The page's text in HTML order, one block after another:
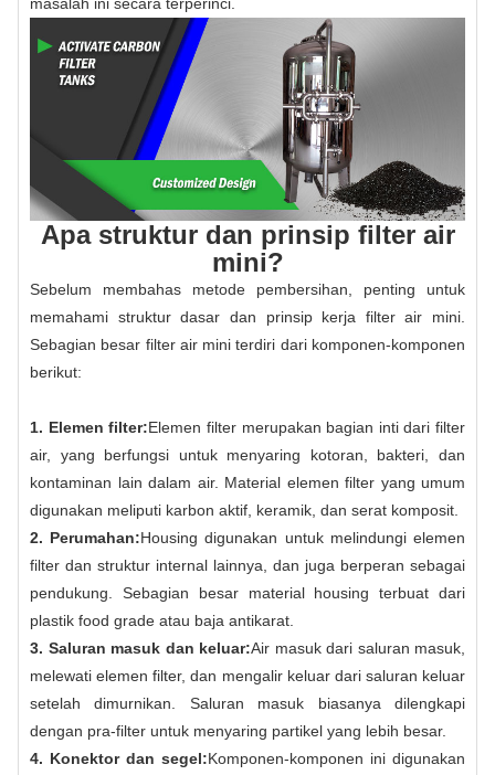
Apa struktur dan prinsip filter air
mini?
Sebelum membahas metode pembersihan, penting untuk
memahami struktur dasar dan prinsip kerja filter air mini.
Sebagian besar filter air mini terdiri dari komponen-komponen
berikut:
1. Elemen filter:Elemen filter merupakan bagian inti dari filter
air, yang berfungsi untuk menyaring kotoran, bakteri, dan
kontaminan lain dalam air. Material elemen filter yang umum
digunakan meliputi karbon aktif, keramik, dan serat komposit.
2. Perumahan:Housing digunakan untuk melindungi elemen
filter dan struktur internal lainnya, dan juga berperan sebagai
pendukung. Sebagian besar material housing terbuat dari
plastik food grade atau baja antikarat.
3. Saluran masuk dan keluar:Air masuk dari saluran masuk,
melewati elemen filter, dan mengalir keluar dari saluran keluar
setelah dimurnikan. Saluran masuk biasanya dilengkapi
dengan pra-filter untuk menyaring partikel yang lebih besar.
4. Konektor dan segel:Komponen-komponen ini digunakan